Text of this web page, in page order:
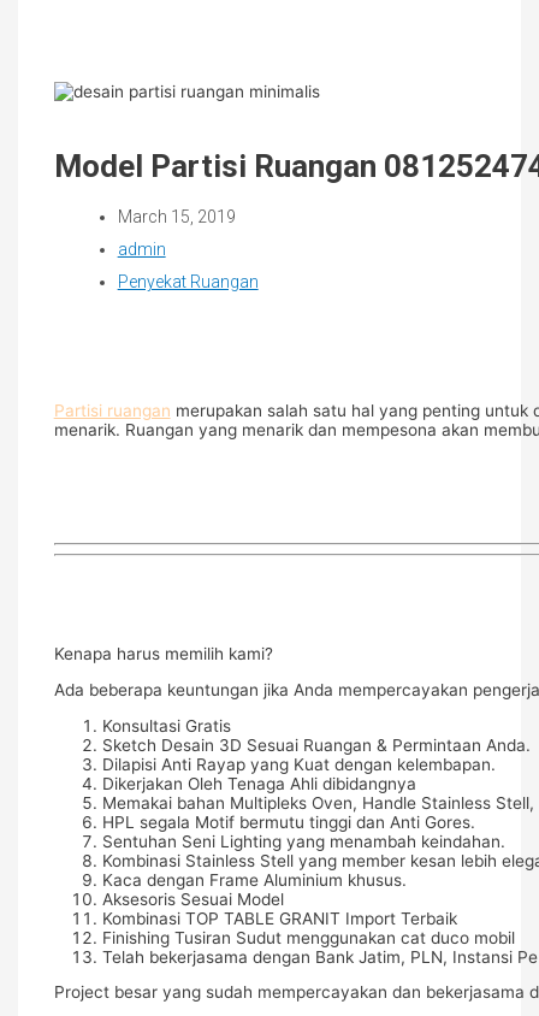
Model Partisi Ruangan
March 15, 2019
admin
Penyekat Ruangan
Partisi ruangan merupakan salah satu hal yang penting
menarik. Ruangan yang menarik dan mempesona akan
Kenapa harus memilih kami?
Ada beberapa keuntungan jika Anda mempercayakan
Konsultasi Gratis
Sketch Desain 3D Sesuai Ruangan & Permintaan Anda.
Dilapisi Anti Rayap yang Kuat dengan kelembapan.
Dikerjakan Oleh Tenaga Ahli dibidangnya
Memakai bahan Multipleks Oven, Handle Stainless
HPL segala Motif bermutu tinggi dan Anti Gores.
Sentuhan Seni Lighting yang menambah keindahan.
Kombinasi Stainless Stell yang member kesan lebih
Kaca dengan Frame Aluminium khusus.
Aksesoris Sesuai Model
Kombinasi TOP TABLE GRANIT Import Terbaik
Finishing Tusiran Sudut menggunakan cat duco mobil
Telah bekerjasama dengan Bank Jatim, PLN, Instansi
Project besar yang sudah mempercayakan dan bekerjasama